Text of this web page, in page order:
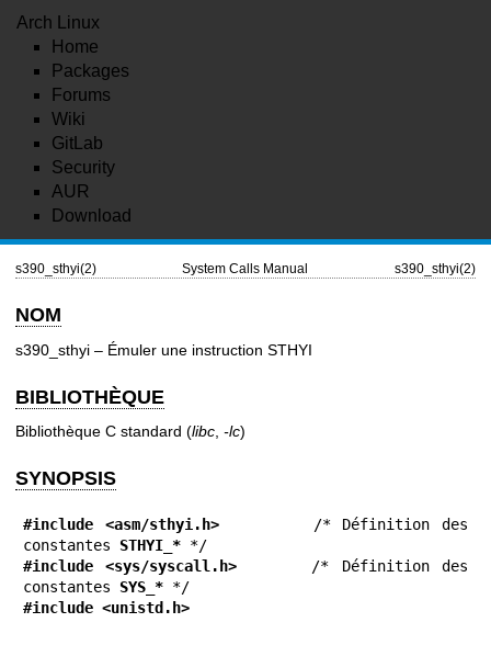
Arch Linux
Home
Packages
Forums
Wiki
GitLab
Security
AUR
Download
s390_sthyi(2) System Calls Manual s390_sthyi(2)
NOM
s390_sthyi – Émuler une instruction STHYI
BIBLIOTHÈQUE
Bibliothèque C standard (libc -lc)
SYNOPSIS
#include <asm/sthyi.h>
        /* Définition des
constantes STHYI_*
#include <sys/syscall.h>
      /* Définition des
constantes SYS_*
#include <unistd.h>